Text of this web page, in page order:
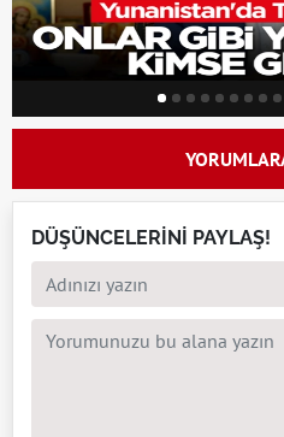
DÜŞÜNCELERİNİ PAYLAŞ!